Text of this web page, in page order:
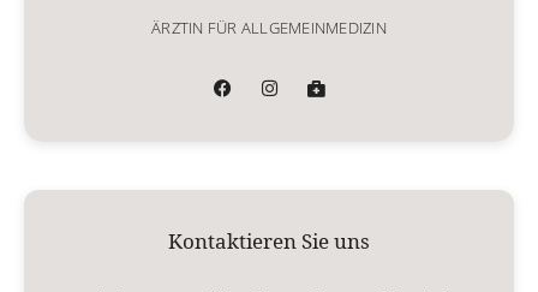
ÄRZTIN FÜR ALLGEMEINMEDIZIN
Kontaktieren Sie uns